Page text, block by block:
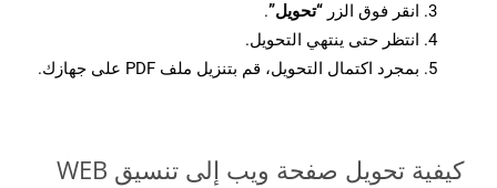
انقر فوق الزر “تحويل”.
انتظر حتى ينتهي التحويل.
بمجرد اكتمال التحويل، قم بتنزيل ملف PDF على جهازك.
كيفية تحويل صفحة ويب إلى تنسيق WEB